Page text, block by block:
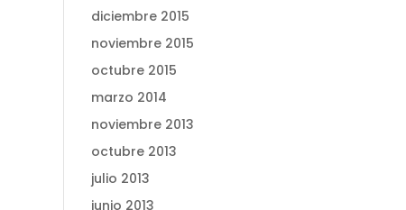
diciembre 2015
noviembre 2015
octubre 2015
marzo 2014
noviembre 2013
octubre 2013
julio 2013
junio 2013